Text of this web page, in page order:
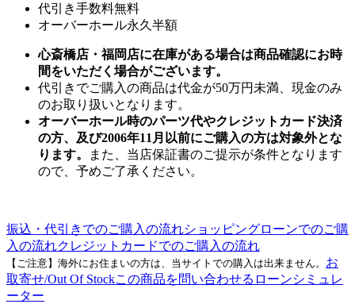
代引き手数料無料
オーバーホール永久半額
心斎橋店・福岡店に在庫がある場合は商品確認にお時
間をいただく場合がございます。
代引きでご購入の商品は代金が50万円未満、現金のみ
のお取り扱いとなります。
オーバーホール時のパーツ代やクレジットカード決済
の方、及び2006年11月以前にご購入の方は対象外とな
ります。
また、当店保証書のご提示が条件となります
ので、予めご了承ください。
振込・代引きでのご購入の流れショッピングローンでのご購
入の流れクレジットカードでのご購入の流れ
【ご注意】海外にお住まいの方は、当サイトでの購入は出来ません。 お
取寄せ/Out Of Stockこの商品を問い合わせる ローンシミュレ
ーター